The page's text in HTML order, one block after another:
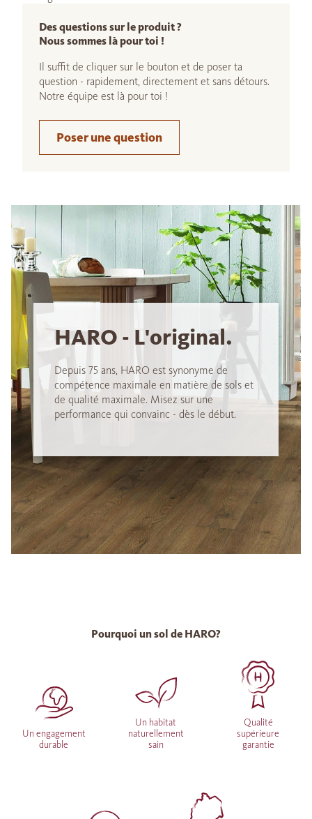
Des questions sur le produit ?
Nous sommes là pour toi !
Il suffit de cliquer sur le bouton et de poser ta
question - rapidement, directement et sans détours.
Notre équipe est là pour toi !
Poser une question
HARO - L'original.
Depuis 75 ans, HARO est synonyme de
compétence maximale en matière de sols et
de qualité maximale. Misez sur une
performance qui convainc - dès le début.
Pourquoi un sol de HARO?
Un engagement
durable
Un habitat
naturellement
sain
Qualité
supérieure
garantie